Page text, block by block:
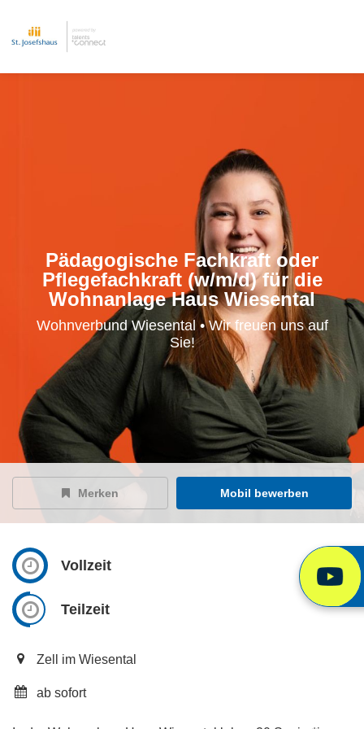
Pädagogische Fachkraft oder
Pflegefachkraft (w/m/d) für die
Wohnanlage Haus Wiesental
Wohnverbund Wiesental • Wir freuen uns auf
Sie!
Merken Mobil bewerben
Vollzeit
Teilzeit
Zell im Wiesental
ab sofort